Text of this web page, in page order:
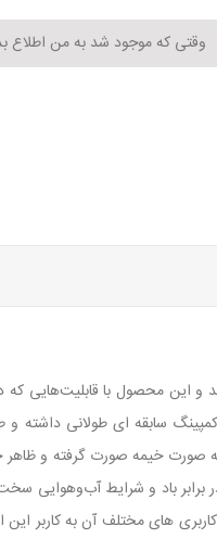
این محصول با قابلیت‌هایی که
سابقه ای طولانی داشته و
صورت خیمه صورت گرفته و
برابر باد و شرایط آب‌و‌هوایی
های مختلف آن به کاربر